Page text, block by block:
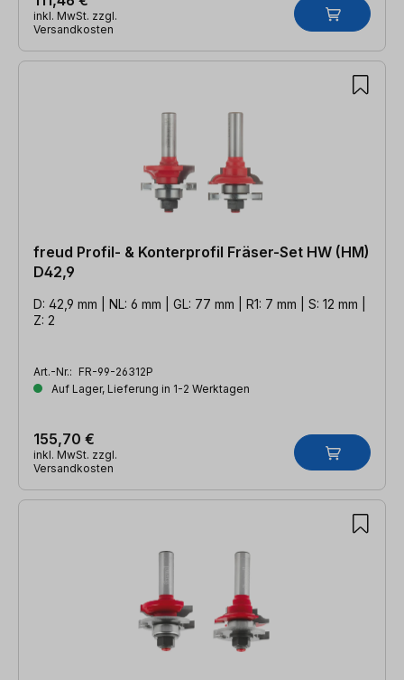
inkl. MwSt. zzgl.
Versandkosten
freud Profil- & Konterprofil Fräser-Set HW (HM)
D42,9
D: 42,9 mm | NL: 6 mm | GL: 77 mm | R1: 7 mm | S: 12 mm |
Z: 2
Art.-Nr.: FR-99-26312P
Auf Lager, Lieferung in 1-2 Werktagen
155,70 €
inkl. MwSt. zzgl.
Versandkosten